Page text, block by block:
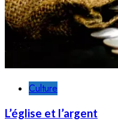
Culture
L’église et l’argent